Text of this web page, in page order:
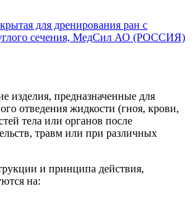
для дренирования ран с
сечения, МедСил АО (РОССИЯ)
изделия, предназначенные для
отведения жидкости (гноя, крови,
тела или органов после
травм или при различных
и принципа действия,
на: